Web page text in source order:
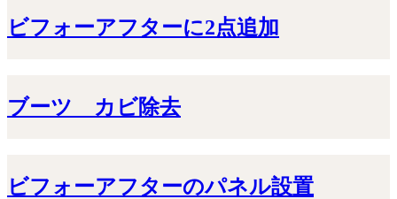
ビフォーアフターに2点追加
ブーツ カビ除去
ビフォーアフターのパネル設置